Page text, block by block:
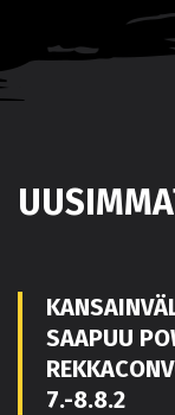
SAAPUU
7.-8.8.2